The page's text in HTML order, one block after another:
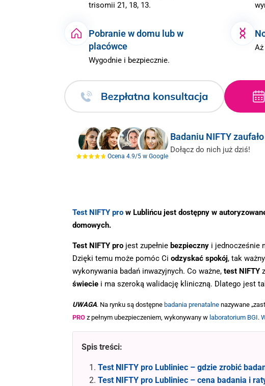
trisomii 21, 18, 13.
Pobranie w domu lub w
placówce
Wygodnie i bezpiecznie.
Ocena 4.9/5 w Google
Badaniu NIFTYzaufało
Dołącz do nich już dziś!
Test NIFTY pro w Lublińcu jest dostępny w
domowych.
Test NIFTY pro jest zupełnie bezpieczny i jednocześnie
Dzięki temu może pomóc Ci odzyskać spokój, tak
wykonywania badań inwazyjnych. Co ważne, test NIFTY
świecie i ma szeroką walidację kliniczną. Dlatego jest
UWAGA. Na rynku są dostępne badania prenatalne nazywane
PRO z pełnym ubezpieczeniem, wykonywany w laboratorium BGI.
Spis treści:
Test NIFTY pro Lubliniec – gdzie zrobić
Test NIFTY pro Lubliniec – cena badania i